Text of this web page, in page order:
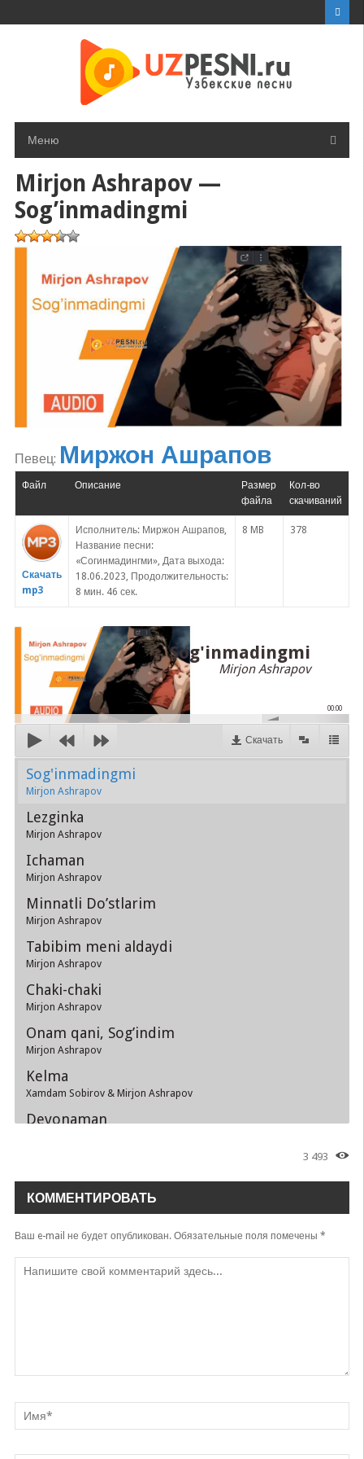
Меню
Mirjon Ashrapov —
Sog’inmadingmi
Певец: Миржон Ашрапов
Файл Описание
Размер
файла
Кол-во
скачиваний
Скачать
mp3
Исполнитель: Миржон Ашрапов,
Название песни:
«Согинмадингми», Дата выхода:
18.06.2023, Продолжительность:
8 мин. 46 сек.
8 MB 378
Sog'inmadingmi
Mirjon Ashrapov
00:00
Скачать
Sog'inmadingmi
Mirjon Ashrapov
Lezginka
Mirjon Ashrapov
Ichaman
Mirjon Ashrapov
Minnatli Do’stlarim
Mirjon Ashrapov
Tabibim meni aldaydi
Mirjon Ashrapov
Chaki-chaki
Mirjon Ashrapov
Onam qani, Sog’indim
Mirjon Ashrapov
Kelma
Xamdam Sobirov & Mirjon Ashrapov
Devonaman
Mirjon Ashrapov
3 493
КОММЕНТИРОВАТЬ
Ваш e-mail не будет опубликован.Обязательные поля помечены *